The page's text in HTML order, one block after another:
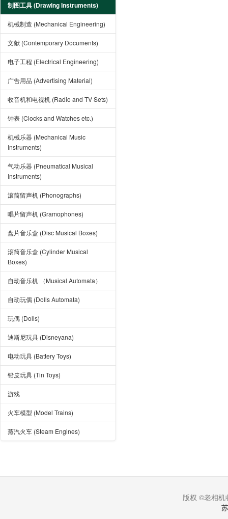
制图工具 (Drawing Instruments)
机械制造 (Mechanical Engineering)
文献 (Contemporary Documents)
电子工程 (Electrical Engineering)
广告用品 (Advertising Material)
收音机和电视机 (Radio and TV Sets)
钟表 (Clocks and Watches etc.)
机械乐器 (Mechanical Music
Instruments)
气动乐器 (Pneumatical Musical
Instruments)
滚筒留声机 (Phonographs)
唱片留声机 (Gramophones)
盘片音乐盒 (Disc Musical Boxes)
滚筒音乐盒 (Cylinder Musical
Boxes)
自动音乐机 （Musical Automata）
自动玩偶 (Dolls Automata)
玩偶 (Dolls)
迪斯尼玩具 (Disneyana)
电动玩具 (Battery Toys)
铅皮玩具 (Tin Toys)
游戏
火车模型 (Model Trains)
蒸汽火车 (Steam Engines)
版权 ©老相